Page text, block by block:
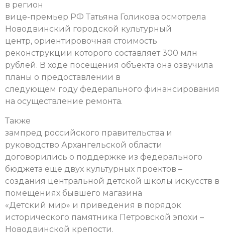
в регион
вице-премьер РФ Татьяна Голикова осмотрела
Новодвинский городской культурный
центр, ориентировочная стоимость
реконструкции которого составляет 300 млн
рублей. В ходе посещения объекта она озвучила
планы о предоставлении в
следующем году федерального финансирования
на осуществление ремонта.
Также
зампред российского правительства и
руководство Архангельской области
договорились о поддержке из федерального
бюджета еще двух культурных проектов –
создания центральной детской школы искусств в
помещениях бывшего магазина
«Детский мир» и приведения в порядок
исторического памятника Петровской эпохи –
Новодвинской крепости.